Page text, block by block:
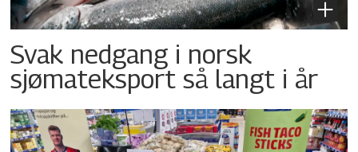
Svak nedgang i norsk
sjømateksport så langt i år